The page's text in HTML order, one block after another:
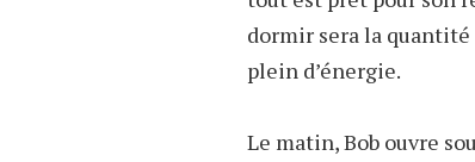
dormir sera la
plein d’énergie.
Le matin, Bob ouvre